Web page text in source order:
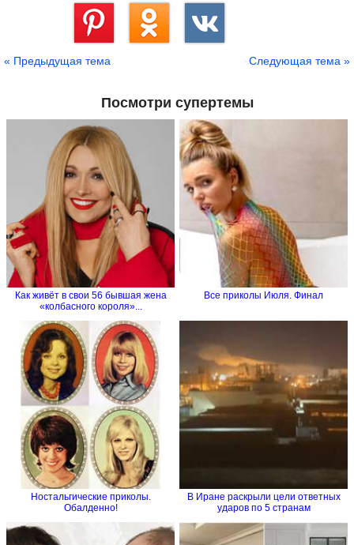
« Предыдущая тема Следующая тема »
Посмотри супертемы
Как живёт в свои 56 бывшая жена
«колбасного короля»...
Все приколы Июля. Финал
Ностальгические приколы.
Обалденно!
В Иране раскрыли цели ответных
ударов по 5 странам